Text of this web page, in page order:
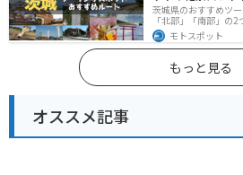
茨城県のおすすめツ
「北部」「南部」の
できる港や梅の景勝
リングにもってこい
に行く際は参考にし
モトスポット
もっと見る
オススメ記事